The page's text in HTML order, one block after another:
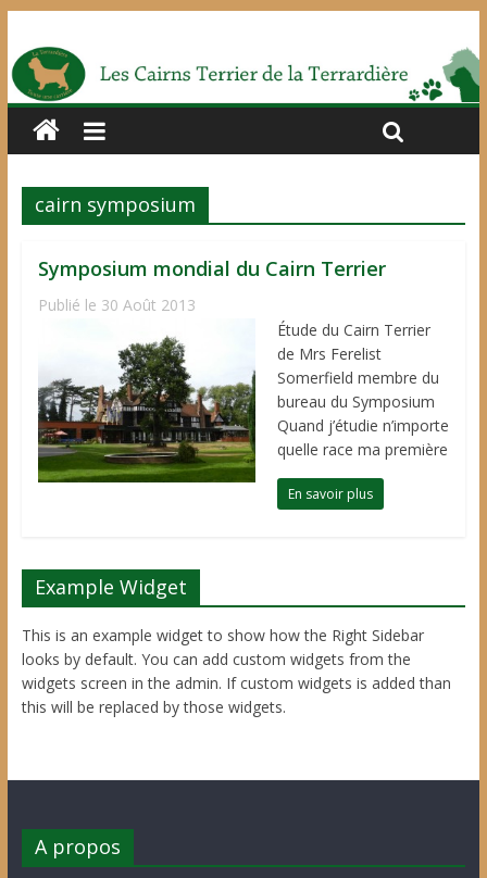
cairn symposium
Symposium mondial du Cairn Terrier
Publié le 30 Août 2013
Étude du Cairn Terrier
de Mrs Ferelist
Somerfield membre du
bureau du Symposium
Quand j’étudie n’importe
quelle race ma première
En savoir plus
Example Widget
This is an example widget to show how the Right Sidebar
looks by default. You can add custom widgets from the
widgets screen in the admin. If custom widgets is added than
this will be replaced by those widgets.
A propos